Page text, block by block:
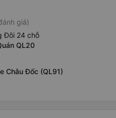
giá)
Đôi 24 chỗ
QL20
Châu Đốc (QL91)